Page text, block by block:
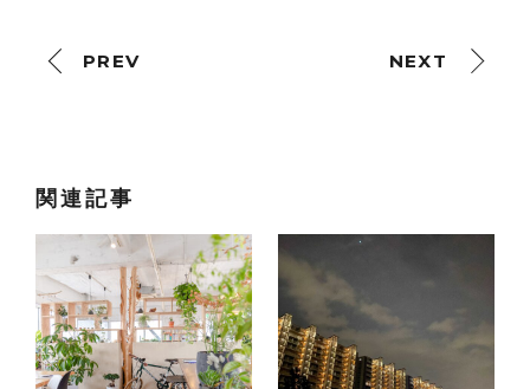
PREV NEXT
関連記事